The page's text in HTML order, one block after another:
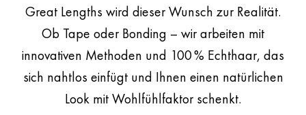
Extensions von Great
Lengths – Premium-Haar
für perfekte Styles
Great Lengths wird dieser Wunsch zur Realität.
Ob Tape oder Bonding – wir arbeiten mit
innovativen Methoden und 100 % Echthaar, das
sich nahtlos einfügt und Ihnen einen natürlichen
Look mit Wohlfühlfaktor schenkt.